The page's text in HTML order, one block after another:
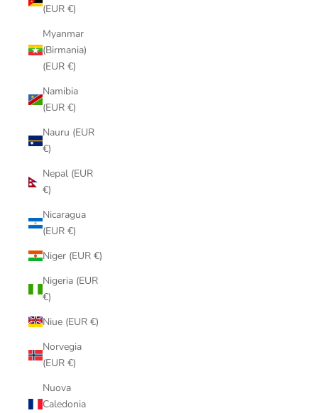
(EUR €)
Myanmar
(Birmania)
(EUR €)
Namibia
(EUR €)
Nauru (EUR
€)
Nepal (EUR
€)
Nicaragua
(EUR €)
Niger (EUR €)
Nigeria (EUR
€)
Niue (EUR €)
Norvegia
(EUR €)
Nuova
Caledonia